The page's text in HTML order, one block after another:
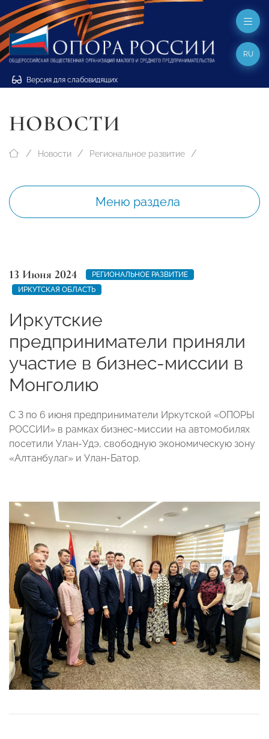
Версия для слабовидящих
RU
НОВОСТИ
Новости Региональное развитие
Меню раздела
13 Июня 2024
РЕГИОНАЛЬНОЕ РАЗВИТИЕ
ИРКУТСКАЯ ОБЛАСТЬ
Иркутские
предприниматели приняли
участие в бизнес-миссии в
Монголию
С 3 по 6 июня предприниматели Иркутской «ОПОРЫ
РОССИИ» в рамках бизнес-миссии на автомобилях
посетили Улан-Удэ, свободную экономическую зону
«Алтанбулаг» и Улан-Батор.